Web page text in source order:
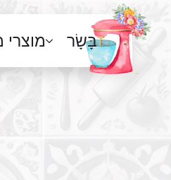
בָּשָׂר